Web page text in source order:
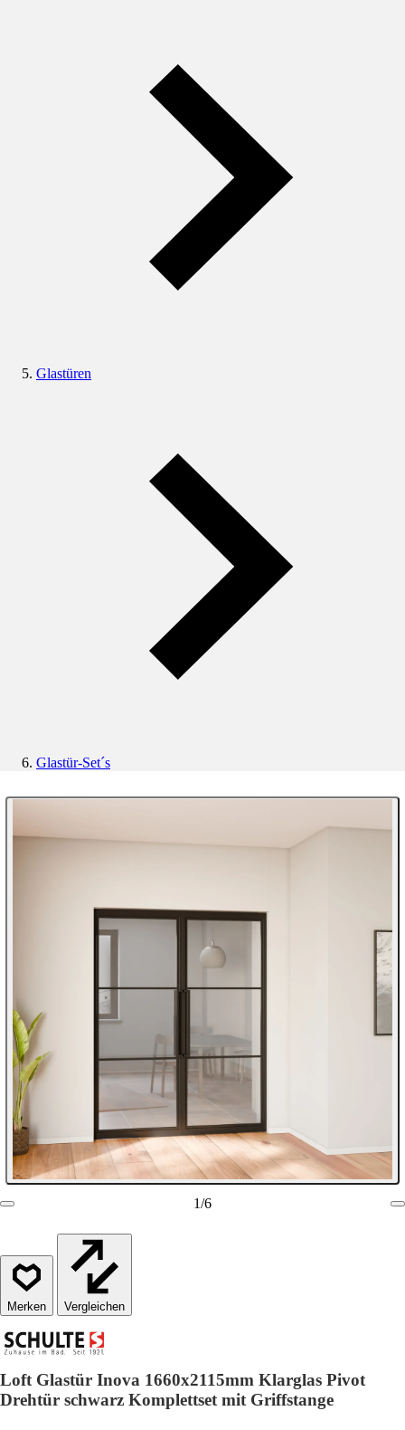
Glastüren
Glastür-Set´s
1/6
Vergleichen
Loft Glastür Inova 1660x2115mm Klarglas Pivot
Drehtür schwarz Komplettset mit Griffstange